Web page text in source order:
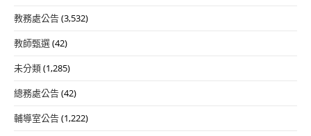
教務處公告(3,532)
教師甄選(42)
未分類(1,285)
總務處公告(42)
輔導室公告(1,222)